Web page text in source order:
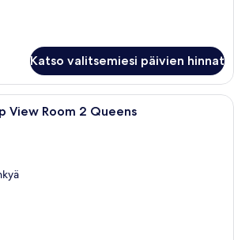
Katso valitsemiesi päivien hinnat
Hotellihuoneessa on kaksi sänkyä,
View Room 2 Queens